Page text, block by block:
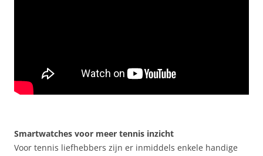
Smartwatches voor meer tennis inzicht
Voor tennis liefhebbers zijn er inmiddels enkele handige